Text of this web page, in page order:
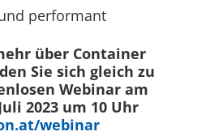
performant
über Container
Sie sich gleich zu
Webinar am
2023 um 10 Uhr
webinar